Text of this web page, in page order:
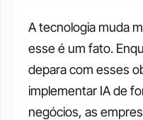
A tecnologia muda
esse é um fato.
depara com esses
implementar IA de
negócios, as